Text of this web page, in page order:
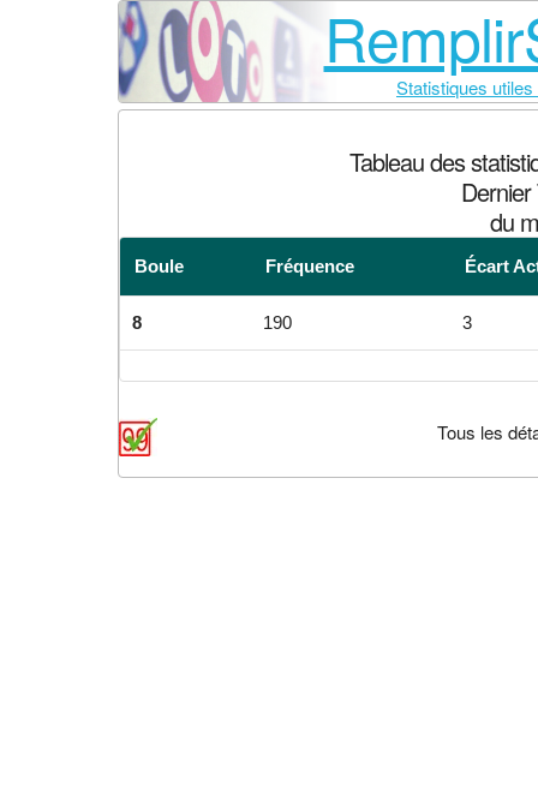
Statistiques
Tableau des
du
Boule Fréquence Écart
8 190 3
Tous les